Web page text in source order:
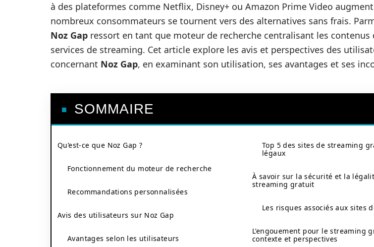
à des plateformes comme Netflix, Disney+ ou Amazon Prime Video
nombreux consommateurs se tournent vers des alternatives sans frais.
Noz Gap ressort en tant que moteur de recherche centralisant les contenus
services de streaming. Cet article explore les avis et perspectives des
concernant Noz Gap, en examinant son utilisation, ses avantages et ses
SOMMAIRE
Qu’est-ce que Noz Gap ?
Fonctionnement du moteur de recherche
Recommandations personnalisées
Avis des utilisateurs sur Noz Gap
Avantages selon les utilisateurs
Top 5 des sites de streaming
légaux
À savoir sur la sécurité et la
streaming gratuit
Les risques associés aux sites
L’engouement pour le streaming
contexte et perspectives